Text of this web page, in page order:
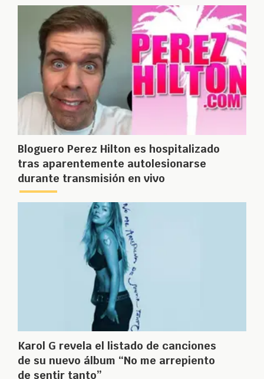
Bloguero Perez Hilton es hospitalizado
tras aparentemente autolesionarse
durante transmisión en vivo
Karol G revela el listado de canciones
de su nuevo álbum “No me arrepiento
de sentir tanto”